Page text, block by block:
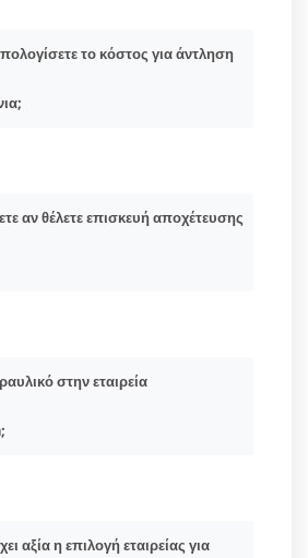
το κόστος για άντληση
αν θέλετε επισκευή αποχέτευσης
στην εταιρεία
αξία η επιλογή εταιρείας για